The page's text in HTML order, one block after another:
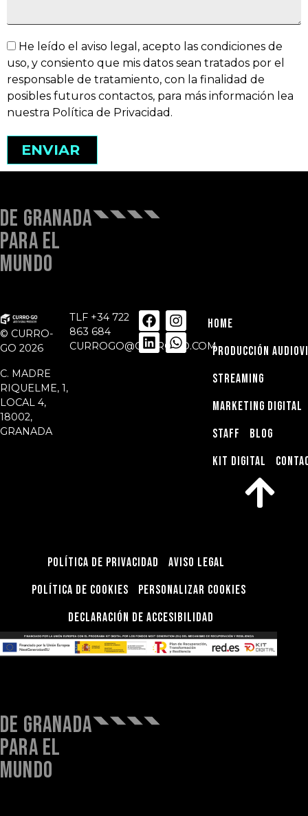
He leído el aviso legal, acepto las condiciones de
uso, y consiento que mis datos sean tratados por el
responsable de tratamiento, con la finalidad de
posibles futuros contactos, para más información lea
nuestra Política de Privacidad.
ENVIAR
DE GRANADA
PARA EL
MUNDO
© CURRO-
GO 2026
C. MADRE
RIQUELME, 1,
LOCAL 4,
18002,
GRANADA
TLF +34 722
863 684
CURROGO@CURROGO.COM
HOME
PRODUCCIÓN
STREAMING
MARKETING DIGITAL
STAFF
BLOG
KIT DIGITAL
Política de privacidad
Aviso Legal
Política de Cookies
Personalizar Cookies
Declaración de Accesibilidad
DE GRANADA
PARA EL
MUNDO